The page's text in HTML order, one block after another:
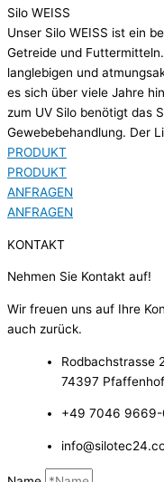
Silo WEISS
Unser Silo WEISS ist ein
Getreide und
langlebigen und
es sich über viele Jahre
zum UV Silo benötigt das
Gewebebehandlung. Der
PRODUKT
PRODUKT
ANFRAGEN
ANFRAGEN
KONTAKT
Nehmen Sie Kontakt auf!​
Wir freuen uns auf Ihre
auch zurück.
Rodbachstrasse
74397
+49 7046 9669-